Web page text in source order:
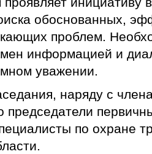
обоснованных,
проблем.
информацией и
уважении.
наряду с
председатели
по охране